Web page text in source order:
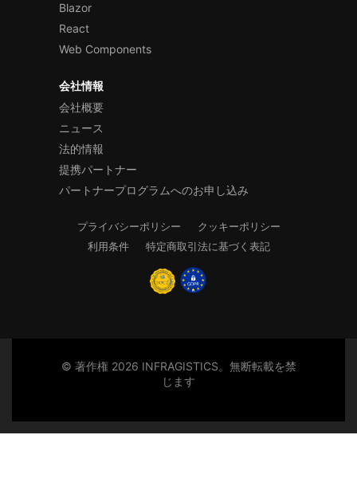
Blazor
React
Web Components
会社情報
会社概要
ニュース
法的情報
提携パートナー
パートナープログラムへのお申し込み
プライバシーポリシー
クッキーポリシー
利用条件
特定商取引法に基づく表記
© 著作権 2026 INFRAGISTICS。無断転載を禁
じます